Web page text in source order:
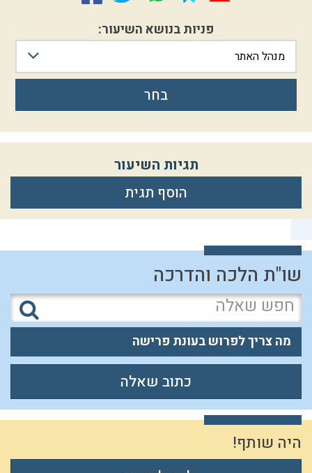
שו"ת הלכה והדרכה
מה צריך לפרוש בעונת פרישה
כתוב שאלה
היה שותף!
פניות בנושא השיעור:
מנהל האתר
בחר
תגיות השיעור
הוסף תגית